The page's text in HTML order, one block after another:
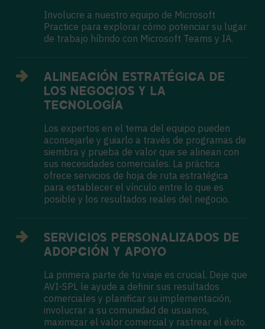
Involucre a nuestro equipo de Microsoft
Practice para explorar cómo potenciar su lugar
de trabajo híbrido con Microsoft Teams y IA.
ALINEACIÓN ESTRATÉGICA DE
LOS NEGOCIOS Y LA
TECNOLOGÍA
Los expertos en el tema del equipo pueden
aconsejarle y guiarlo a través de programas de
siembra y prueba de valor que se alinean con
sus necesidades comerciales. La práctica
ofrece servicios de hoja de ruta estratégica
para establecer el vínculo entre lo que es
posible y los resultados reales del negocio.
SERVICIOS PERSONALIZADOS DE
ADOPCIÓN Y APOYO
La primera parte de tu viaje es crucial. Deje que
AVI-SPL le ayude a definir sus resultados
comerciales y planificar su implementación,
involucrar a su comunidad de usuarios,
maximizar el valor comercial y rastrear el éxito.